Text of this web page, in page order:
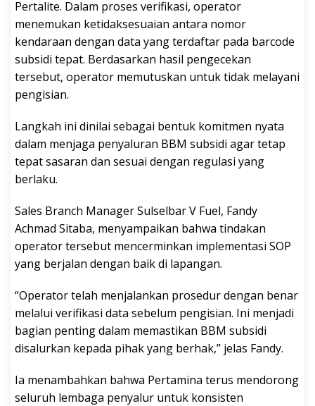
Pertalite. Dalam proses verifikasi, operator
menemukan ketidaksesuaian antara nomor
kendaraan dengan data yang terdaftar pada barcode
subsidi tepat. Berdasarkan hasil pengecekan
tersebut, operator memutuskan untuk tidak melayani
pengisian.
Langkah ini dinilai sebagai bentuk komitmen nyata
dalam menjaga penyaluran BBM subsidi agar tetap
tepat sasaran dan sesuai dengan regulasi yang
berlaku.
Sales Branch Manager Sulselbar V Fuel, Fandy
Achmad Sitaba, menyampaikan bahwa tindakan
operator tersebut mencerminkan implementasi SOP
yang berjalan dengan baik di lapangan.
“Operator telah menjalankan prosedur dengan benar
melalui verifikasi data sebelum pengisian. Ini menjadi
bagian penting dalam memastikan BBM subsidi
disalurkan kepada pihak yang berhak,” jelas Fandy.
Ia menambahkan bahwa Pertamina terus mendorong
seluruh lembaga penyalur untuk konsisten